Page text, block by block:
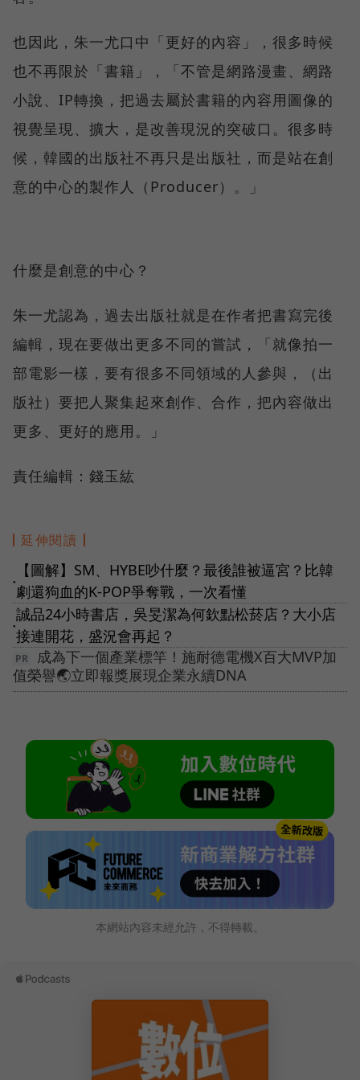
也因此，朱一尤口中「更好的內容」，很多時候
也不再限於「書籍」，「不管是網路漫畫、網路
小說、IP轉換，把過去屬於書籍的內容用圖像的
視覺呈現、擴大，是改善現況的突破口。很多時
候，韓國的出版社不再只是出版社，而是站在創
意的中心的製作人（Producer）。」
什麼是創意的中心？
朱一尤認為，過去出版社就是在作者把書寫完後
編輯，現在要做出更多不同的嘗試，「就像拍一
部電影一樣，要有很多不同領域的人參與，（出
版社）要把人聚集起來創作、合作，把內容做出
更多、更好的應用。」
責任編輯：錢玉紘
延伸閱讀
●
【圖解】SM、HYBE吵什麼？最後誰被逼宮？比韓
劇還狗血的K-POP爭奪戰，一次看懂
●
誠品24小時書店，吳旻潔為何欽點松菸店？大小店
接連開花，盛況會再起？
成為下一個產業標竿！施耐德電機X百大MVP加
值榮譽🌏立即報獎展現企業永續DNA
本網站內容未經允許，不得轉載。